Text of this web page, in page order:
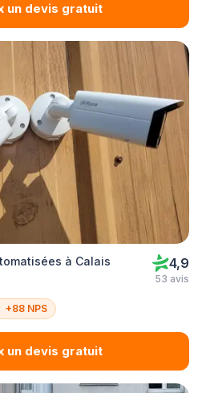
un devis gratuit
à Calais 4,9
53 avis
+88 NPS
un devis gratuit